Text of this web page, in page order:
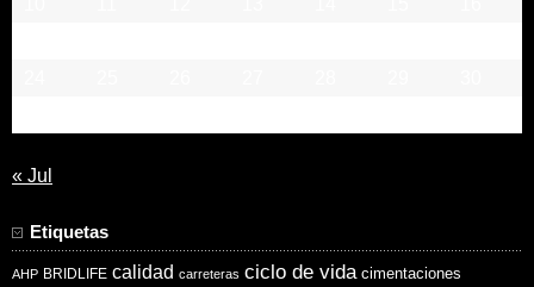
« Jul
Etiquetas
AHP BRIDLIFE calidad carreteras ciclo de vida cimentaciones